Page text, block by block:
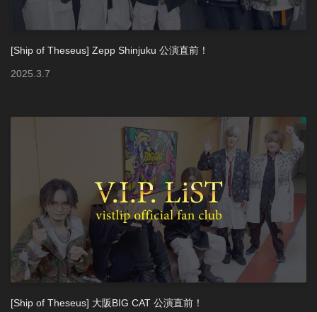
[Ship of Theseus] Zepp Shinjuku 公演直前！
2025 3 7
[Ship of Theseus] 大阪BIG CAT 公演直前！